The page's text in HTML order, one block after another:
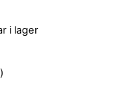
i lager